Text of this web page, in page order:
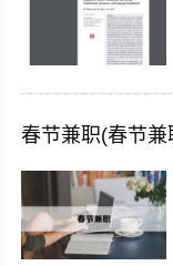
春节兼职(春节